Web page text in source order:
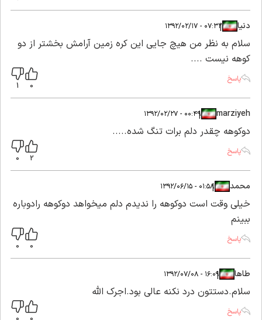
دنیا|
|۰۷:۳۲ - ۱۳۹۲/۰۲/۱۷
سلام به نظر من هیچ جایی این کره زمین آرامش بخشتر از دو
کوهه نیست ....
پاسخ
marziyeh
|
|۰۰:۴۹ - ۱۳۹۲/۰۲/۲۷
دوکوهه چقدر دلم برات تنگ شده.....
پاسخ
محمد|
|۰۱:۵۸ - ۱۳۹۲/۰۶/۱۵
خیلی وقت است دوکوهه را ندیدم دلم میخواهد دوکوهه رادوباره
ببینم
پاسخ
طاها|
|۱۶:۰۹ - ۱۳۹۲/۰۷/۰۸
سلام.دستتون درد نکنه عالی بود.اجرک الله
پاسخ